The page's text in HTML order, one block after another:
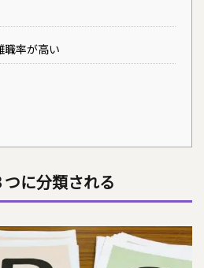
職率が高い
に分類される